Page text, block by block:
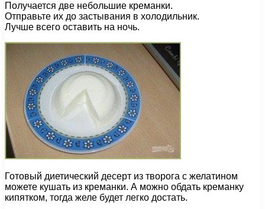
Получается две небольшие креманки.
Отправьте их до застывания в холодильник.
Лучше всего оставить на ночь.
Готовый диетический десерт из творога с желатином
можете кушать из креманки. А можно обдать креманку
кипятком, тогда желе будет легко достать.